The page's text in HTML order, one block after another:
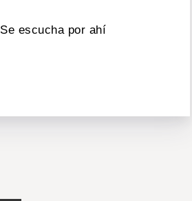
Se escucha por ahí